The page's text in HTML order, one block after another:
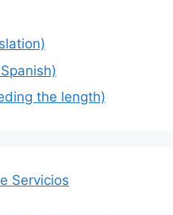
the length)
Servicios